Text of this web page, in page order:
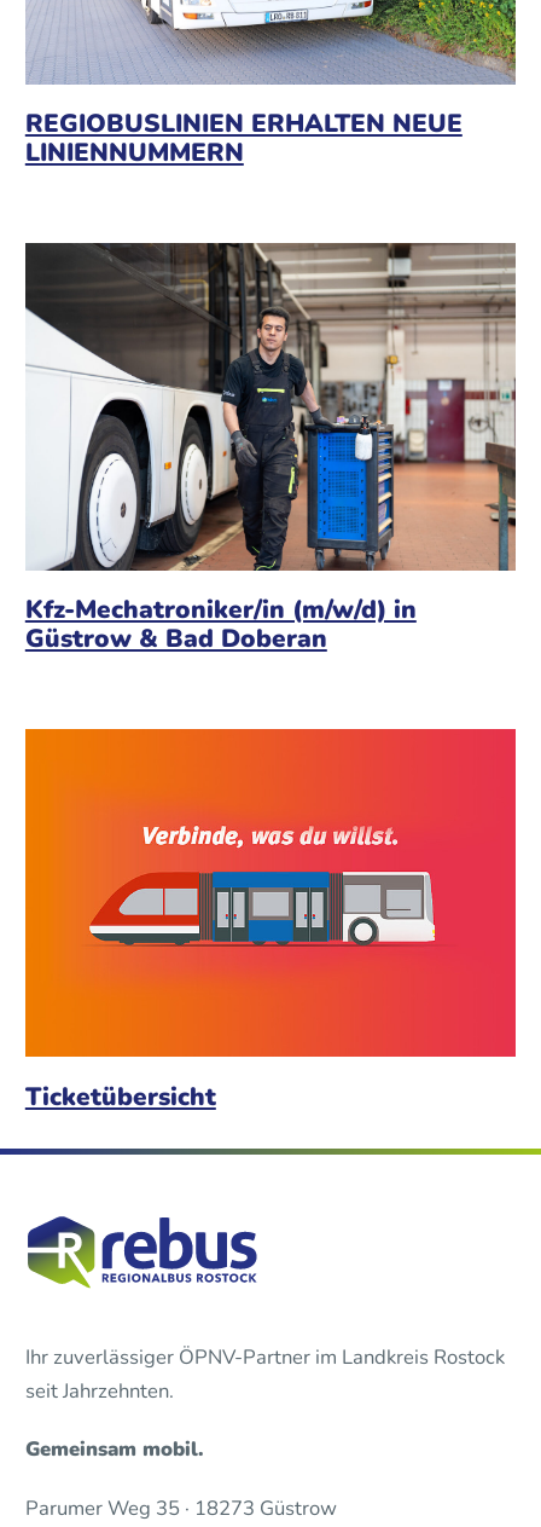
REGIOBUSLINIEN ERHALTEN NEUE
LINIENNUMMERN
Kfz-Mechatroniker/in (m/w/d) in
Güstrow & Bad Doberan
Ticketübersicht
Ihr zuverlässiger ÖPNV-Partner im Landkreis Rostock
seit Jahrzehnten.
Gemeinsam mobil.
Parumer Weg 35 · 18273 Güstrow